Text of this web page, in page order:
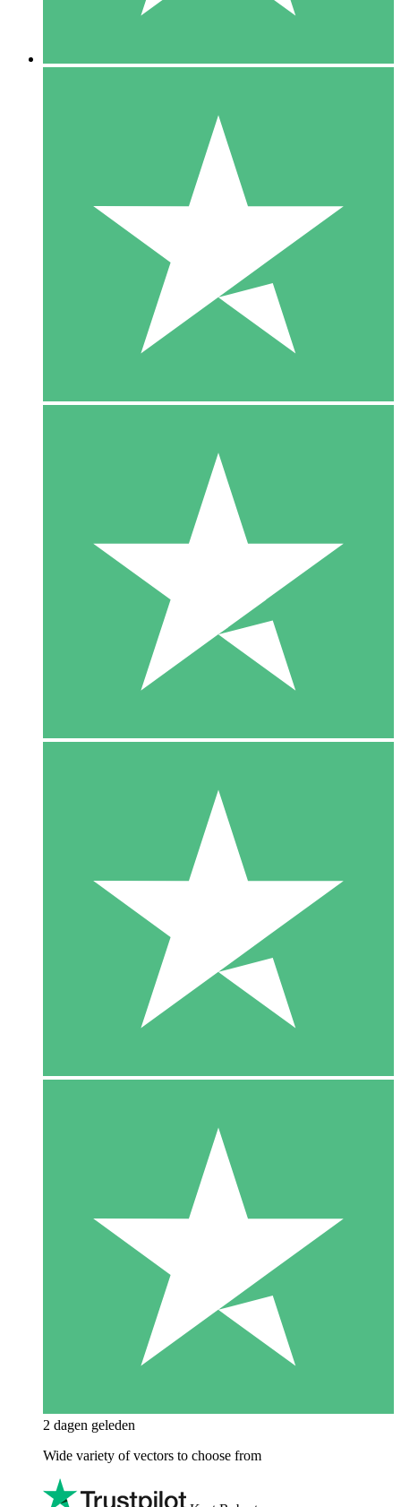
2 dagen geleden
Wide variety of vectors to choose from